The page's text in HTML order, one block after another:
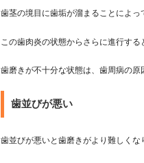
歯茎の境目に歯垢が溜まることによっ
この歯肉炎の状態からさらに進行す
歯磨きが不十分な状態は、歯周病の
歯並びが悪い
歯並びが悪いと歯磨きがより難しくな